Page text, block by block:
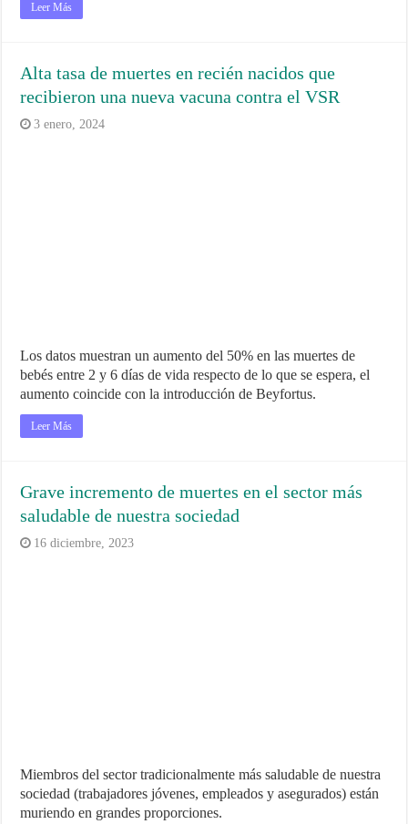
Leer Más
Alta tasa de muertes en recién nacidos que
recibieron una nueva vacuna contra el VSR
3 enero, 2024
Los datos muestran un aumento del 50% en las muertes de
bebés entre 2 y 6 días de vida respecto de lo que se espera, el
aumento coincide con la introducción de Beyfortus.
Leer Más
Grave incremento de muertes en el sector más
saludable de nuestra sociedad
16 diciembre, 2023
Miembros del sector tradicionalmente más saludable de nuestra
sociedad (trabajadores jóvenes, empleados y asegurados) están
muriendo en grandes proporciones.